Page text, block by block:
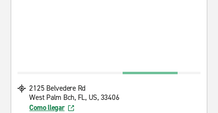
2125 Belvedere Rd
West Palm Bch, FL, US, 33406
Como llegar